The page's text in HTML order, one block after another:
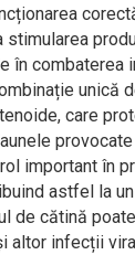
stimularea
în combaterea
unică
care
important în
astfel la
de cătină
altor infecții